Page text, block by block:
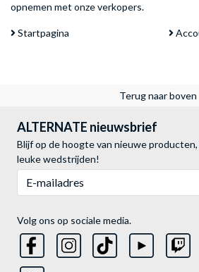
opnemen met onze verkopers.
Startpagina
Terug naar boven
ALTERNATE nieuwsbrief
Blijf op de hoogte van nieuwe
leuke wedstrijden!
Volg ons op sociale media.